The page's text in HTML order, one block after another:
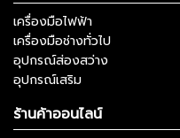
เครื่องมือไฟฟ้า
เครื่องมือช่างทั่วไป
อุปกรณ์ส่องสว่าง
อุปกรณ์เสริม
ร้านค้าออนไลน์